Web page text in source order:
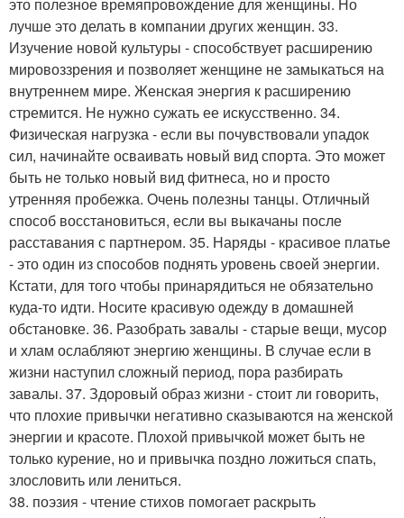
лучше это делать в компании других женщин. 33.
Изучение новой культуры - способствует расширению
мировоззрения и позволяет женщине не замыкаться на
внутреннем мире. Женская энергия к расширению
стремится. Не нужно сужать ее искусственно. 34.
Физическая нагрузка - если вы почувствовали упадок
сил, начинайте осваивать новый вид спорта. Это может
быть не только новый вид фитнеса, но и просто
утренняя пробежка. Очень полезны танцы. Отличный
способ восстановиться, если вы выкачаны после
расставания с партнером. 35. Наряды - красивое платье
- это один из способов поднять уровень своей энергии.
Кстати, для того чтобы принарядиться не обязательно
куда-то идти. Носите красивую одежду в домашней
обстановке. 36. Разобрать завалы - старые вещи, мусор
и хлам ослабляют энергию женщины. В случае если в
жизни наступил сложный период, пора разбирать
завалы. 37. Здоровый образ жизни - стоит ли говорить,
что плохие привычки негативно сказываются на женской
энергии и красоте. Плохой привычкой может быть не
только курение, но и привычка поздно ложиться спать,
злословить или лениться.
38. поэзия - чтение стихов помогает раскрыть